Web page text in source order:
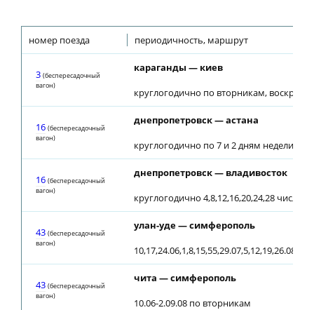
номер поезда периодичность, маршрут
3 (беспересадочный
вагон)
караганды — киев
круглогодично по вторникам,
16 (беспересадочный
вагон)
днепропетровск — астана
круглогодично по 7 и 2 дням недели
16 (беспересадочный
вагон)
днепропетровск — владивосток
круглогодично 4,8,12,16,20,24,28 числа
43 (беспересадочный
вагон)
улан-уде — симферополь
43 (беспересадочный
вагон)
чита — симферополь
10.06-2.09.08 по вторникам